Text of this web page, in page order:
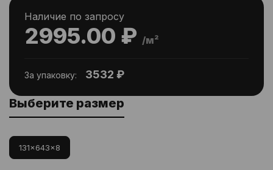
2995.00 ₽ /м²
Наличие по запросу
За упаковку: 3532 ₽
Выберите размер
131x643x8